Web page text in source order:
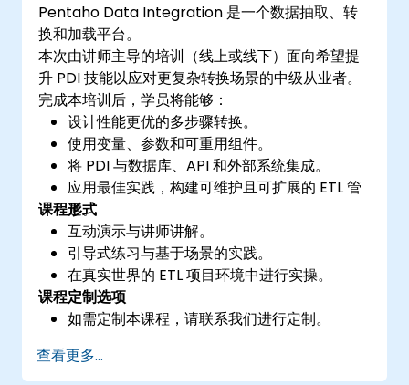
Pentaho Data Integration 是一个数据抽取、转
换和加载平台。
本次由讲师主导的培训（线上或线下）面向希望提
升 PDI 技能以应对更复杂转换场景的中级从业者。
完成本培训后，学员将能够：
设计性能更优的多步骤转换。
使用变量、参数和可重用组件。
将 PDI 与数据库、API 和外部系统集成。
应用最佳实践，构建可维护且可扩展的 ETL 管
道。
课程形式
互动演示与讲师讲解。
引导式练习与基于场景的实践。
在真实世界的 ETL 项目环境中进行实操。
课程定制选项
如需定制本课程，请联系我们进行定制。
查看更多...